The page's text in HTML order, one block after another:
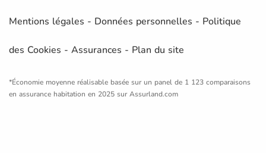
Mentions légales - Données personnelles - Politique
des Cookies - Assurances - Plan du site
*Économie moyenne réalisable basée sur un panel de 1 123 comparaisons
en assurance habitation en 2025 sur Assurland.com